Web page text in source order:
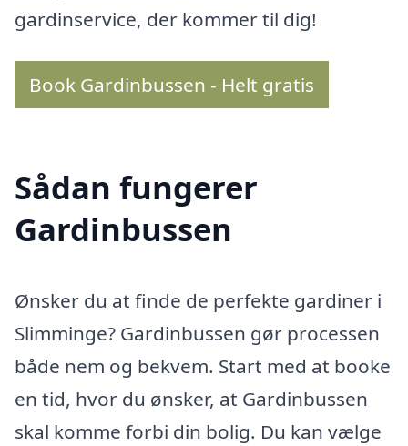
gardinservice, der kommer til dig!
Book Gardinbussen - Helt gratis
Sådan fungerer
Gardinbussen
Ønsker du at finde de perfekte gardiner i
Slimminge? Gardinbussen gør processen
både nem og bekvem. Start med at booke
en tid, hvor du ønsker, at Gardinbussen
skal komme forbi din bolig. Du kan vælge